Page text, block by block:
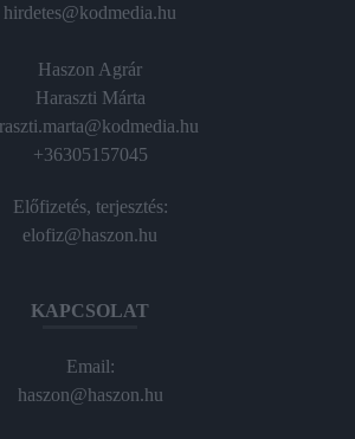
hirdetes@kodmedia.hu
Haszon Agrár
Haraszti Márta
+36305157045
Előfizetés, terjesztés:
elofiz@haszon.hu
KAPCSOLAT
Email:
haszon@haszon.hu